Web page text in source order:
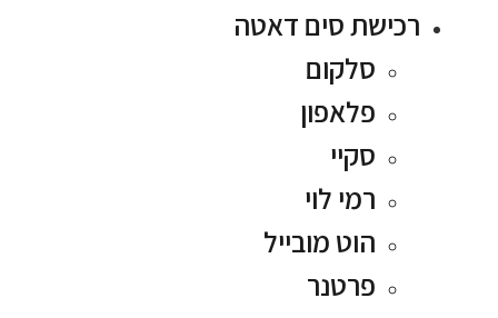
רכישת סים דאטה
סלקום
פלאפון
סקיי
רמי לוי
הוט מובייל
פרטנר